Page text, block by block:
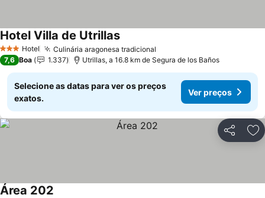
3 EstrelasHotel Culinária aragonesa tradicional
Hotel Villa de UtrillasVer preços
7,6 Boa 1.337 Utrillas, a 16.8 km de Segura de los Baños
Selecione as datas para ver os preços
exatos.
Ver preços
Partilhar
Área 202